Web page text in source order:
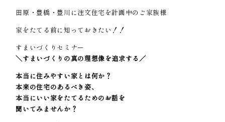
田原・豊橋・豊川に注文住宅を計画中のご家族様
家をたてる前に知っておきたい！！
すまいづくりセミナー
＼すまいづくりの真の理想像を追求する／
本当に住みやすい家とは何か？
本来の住宅のあるべき姿、
本当にいい家をたてるためのお話を
聞いてみませんか？